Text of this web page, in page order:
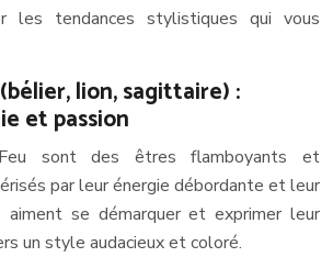
les tendances stylistiques qui vous
lion, sagittaire) :
et passion
sont des êtres flamboyants et
par leur énergie débordante et leur
se démarquer et exprimer leur
un style audacieux et coloré.